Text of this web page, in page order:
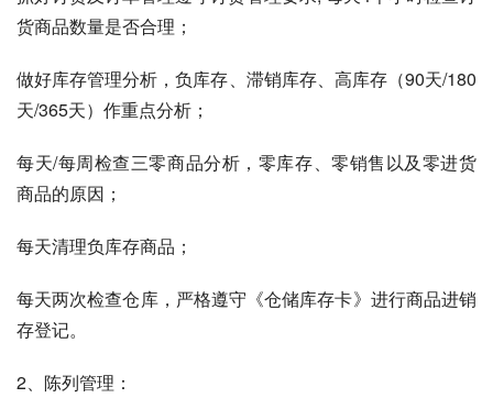
货商品数量是否合理；
做好库存管理分析，负库存、滞销库存、高库存（90天/180
天/365天）作重点分析；
每天/每周检查三零商品分析，零库存、零销售以及零进货
商品的原因；
每天清理负库存商品；
每天两次检查仓库，严格遵守《仓储库存卡》进行商品进销
存登记。
2、陈列管理：